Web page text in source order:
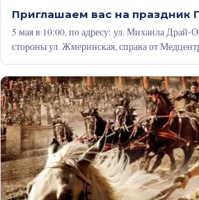
Приглашаем вас на праздник
5 мая в 10:00, по адресу: ул. Михаила Драй-
стороны ул. Жмеринская, справа от